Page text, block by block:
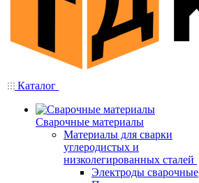
Каталог
Сварочные материалы
Материалы для сварки
углеродистых и
низколегированных сталей
Электроды сварочные